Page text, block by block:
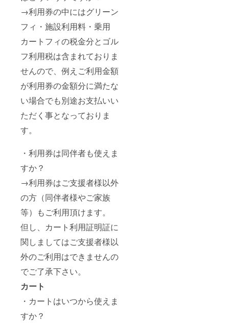
→利用券の中にはグリーン
フィ・施設利用料・乗用
カートフィの税金分とゴル
フ利用税は含まれておりま
せんので、例えご利用金額
が利用券の金額分に満たな
い場合でも別途お支払いい
ただく事となっておりま
す。
・利用券は同伴者も使えま
すか？
→利用券はご支援者様以外
の方（同伴者様やご家族
等）もご利用頂けます。
但し、カート利用証明証に
関しましてはご支援者様以
外のご利用はできませんの
でご了承下さい。
カート
・カートはいつから使えま
すか？